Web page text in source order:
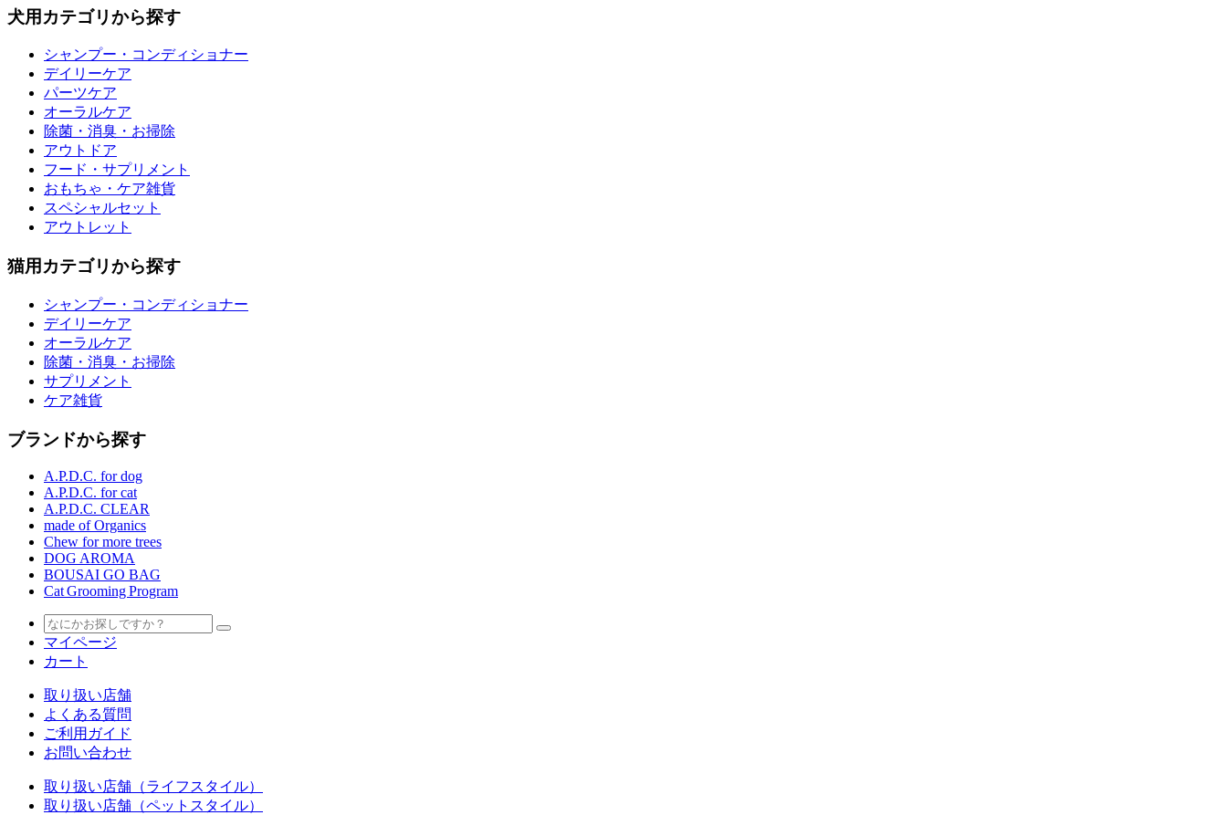
犬用カテゴリから探す
シャンプー・コンディショナー
デイリーケア
パーツケア
オーラルケア
除菌・消臭・お掃除
アウトドア
フード・サプリメント
おもちゃ・ケア雑貨
スペシャルセット
アウトレット
猫用カテゴリから探す
シャンプー・コンディショナー
デイリーケア
オーラルケア
除菌・消臭・お掃除
サプリメント
ケア雑貨
ブランドから探す
A.P.D.C. for dog
A.P.D.C. for cat
A.P.D.C. CLEAR
made of Organics
Chew for more trees
DOG AROMA
BOUSAI GO BAG
Cat Grooming Program
マイページ
カート
取り扱い店舗
よくある質問
ご利用ガイド
お問い合わせ
取り扱い店舗（ライフスタイル）
取り扱い店舗（ペットスタイル）